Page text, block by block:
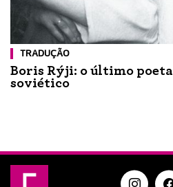
TRADUÇÃO
Boris Rýji: o último poeta
soviético